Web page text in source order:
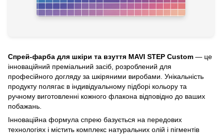
Спрей-фарба для шкіри та взуття MAVI STEP Custom — це
інноваційний преміальний засіб, розроблений для
професійного догляду за шкіряними виробами. Унікальність
продукту полягає в індивідуальному підборі кольору та
ручному виготовленні кожного флакона відповідно до ваших
побажань.
Інноваційна формула спрею базується на передових
технологіях і містить комплекс натуральних олій і пігментів